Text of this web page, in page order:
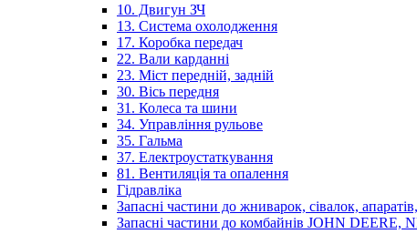
10. Двигун ЗЧ
13. Система охолодження
17. Коробка передач
22. Вали карданні
23. Міст передній, задній
30. Вісь передня
31. Колеса та шини
34. Управління рульове
35. Гальма
37. Електроустаткування
81. Вентиляція та опалення
Гідравліка
Запасні частини до жниварок, сівалок,
Запасні частини до комбайнів JOHN